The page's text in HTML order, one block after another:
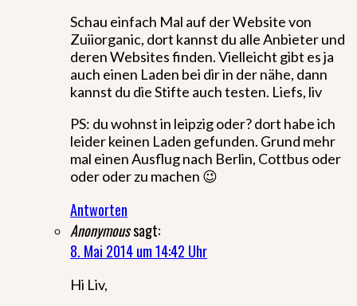
Schau einfach Mal auf der Website von
Zuiiorganic, dort kannst du alle Anbieter und
deren Websites finden. Vielleicht gibt es ja
auch einen Laden bei dir in der nähe, dann
kannst du die Stifte auch testen. Liefs, liv
PS: du wohnst in leipzig oder? dort habe ich
leider keinen Laden gefunden. Grund mehr
mal einen Ausflug nach Berlin, Cottbus oder
oder oder zu machen 😉
Antworten
Anonymoussagt:
8. Mai 2014 um 14:42 Uhr
Hi Liv,